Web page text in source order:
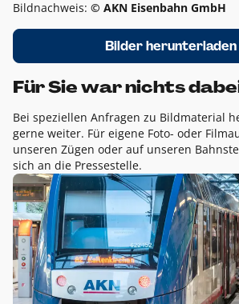
Bildnachweis: © AKN Eisenbahn GmbH
Bilder herunterladen
Für Sie war nichts
Bei speziellen Anfragen zu Bildmaterial
gerne weiter. Für eigene Foto- oder
unseren Zügen oder auf unseren
sich an die Pressestelle.